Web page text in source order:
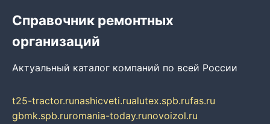
Справочник ремонтных
организаций
Актуальный каталог компаний по всей России
t25-tractor.runashicveti.rualutex.spb.rufas.ru
gbmk.spb.ruromania-today.runovoizol.ru